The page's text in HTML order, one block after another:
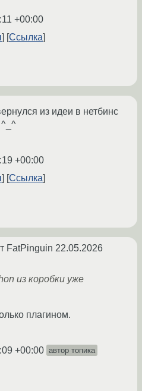
+00:00
Ссылка
из идеи в нетбинс
^_^
+00:00
Ссылка
FatPinguin 22.05.2026
из коробки уже
плагином.
+00:00 автор топика